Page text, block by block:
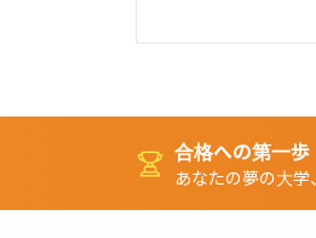
合格への第一歩
あなたの夢の大学